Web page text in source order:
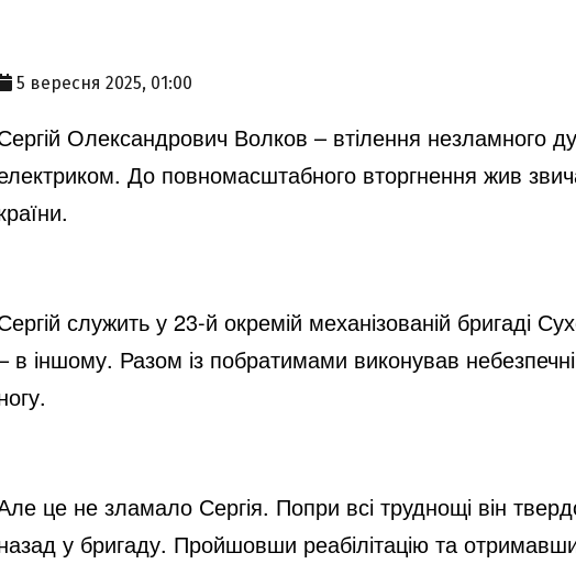
5 вересня 2025, 01:00
Олександрович Волков – втілення незламного
До повномасштабного вторгнення жив
служить у 23-й окремій механізованій бригаді
в іншому. Разом із побратимами виконував
це не зламало Сергія. Попри всі труднощі він
у бригаду. Пройшовши реабілітацію та